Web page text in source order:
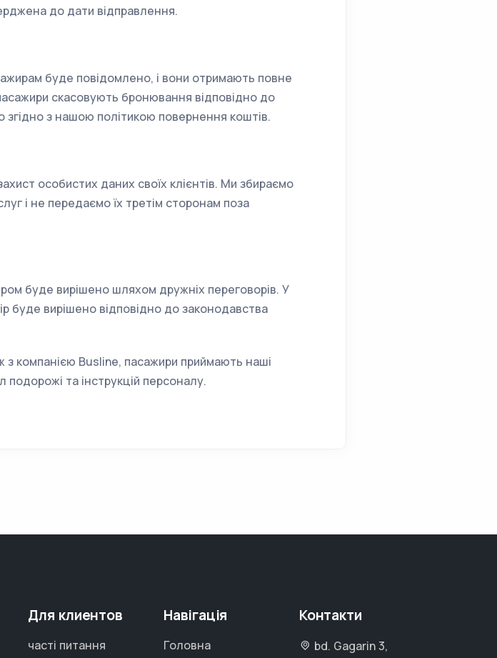
до дати відправлення.
буде повідомлено, і вони отримають повне
скасовують бронювання відповідно до
з нашою політикою повернення коштів.
особистих даних своїх клієнтів. Ми збираємо
і не передаємо їх третім сторонам поза
буде вирішено шляхом дружніх переговорів. У
буде вирішено відповідно до законодавства
компанією Busline, пасажири приймають наші
та інструкцій персоналу.
Для клиентов
часті питання
Навігація
Головна
Контакти
bd. Gagarin 3,